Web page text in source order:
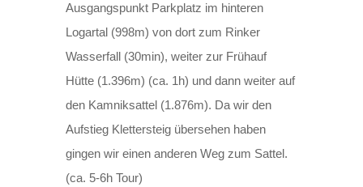
Ausgangspunkt Parkplatz im hinteren
Logartal (998m) von dort zum Rinker
Wasserfall (30min), weiter zur Frühauf
Hütte (1.396m) (ca. 1h) und dann weiter auf
den Kamniksattel (1.876m). Da wir den
Aufstieg Klettersteig übersehen haben
gingen wir einen anderen Weg zum Sattel.
(ca. 5-6h Tour)